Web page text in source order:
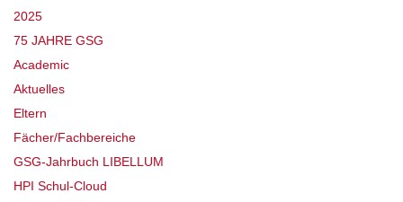
2025
75 JAHRE GSG
Academic
Aktuelles
Eltern
Fächer/Fachbereiche
GSG-Jahrbuch LIBELLUM
HPI Schul-Cloud